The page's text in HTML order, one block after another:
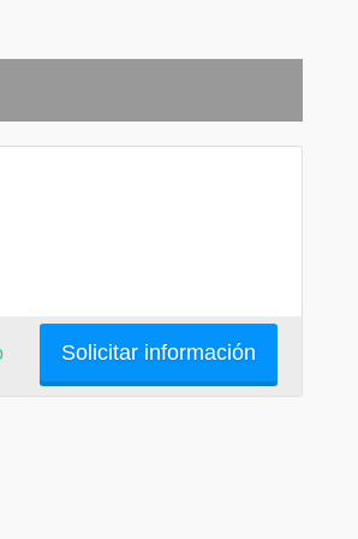
Solicitar información